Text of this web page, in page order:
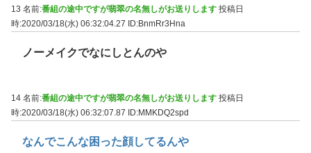
13 名前:番組の途中ですが翡翠の名無しがお送りします 投稿日
時:2020/03/18(水) 06:32:04.27 ID:BnmRr3Hna
ノーメイクでなにしとんのや
14 名前:番組の途中ですが翡翠の名無しがお送りします 投稿日
時:2020/03/18(水) 06:32:07.87
ID:MMKDQ2spd
なんでこんな困った顔してるんや